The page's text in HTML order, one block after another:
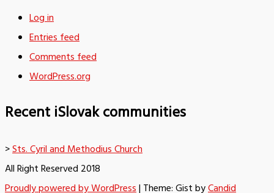
Log in
Entries feed
Comments feed
WordPress.org
Recent iSlovak communities
>Sts. Cyril and Methodius Church
All Right Reserved 2018
Proudly powered by WordPress| Theme: Gist byCandid